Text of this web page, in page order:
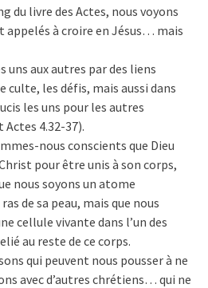
du livre des Actes, nous voyons
appelés à croire en Jésus… mais
uns aux autres par des liens
les défis, mais aussi dans
les uns pour les autres
4.32-37).
nous conscients que Dieu
pour être unis à son corps,
nous soyons un atome
de sa peau, mais que nous
cellule vivante dans l’un des
au reste de ce corps.
qui peuvent nous pousser à ne
avec d’autres chrétiens… qui ne